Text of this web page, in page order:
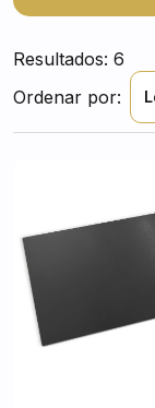
Resultados: 6
Ordenar por: